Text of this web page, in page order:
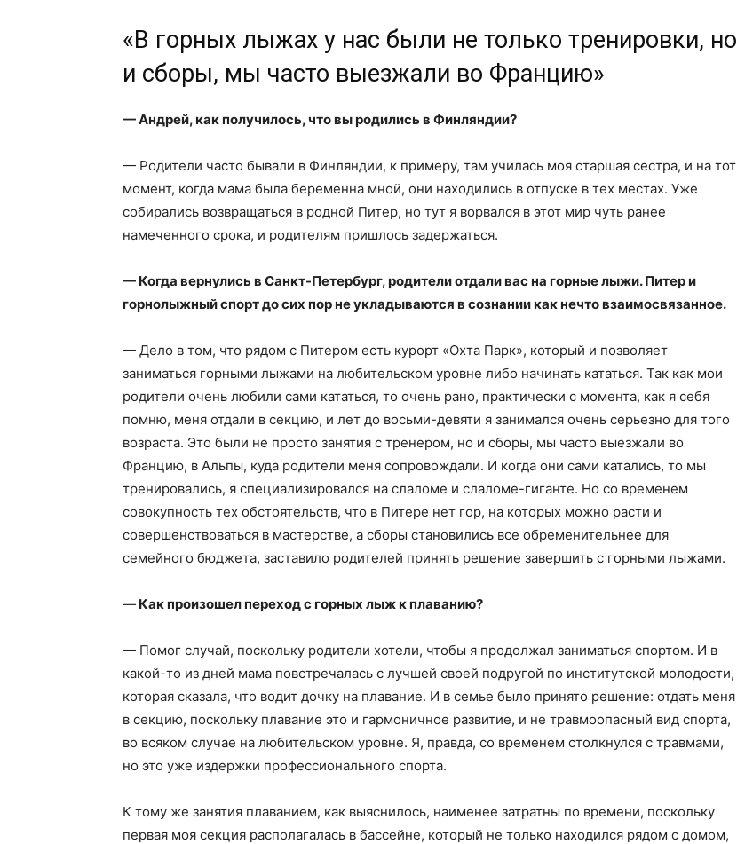
«В горных лыжах у нас были не только тренировки, но
и сборы, мы часто выезжали во Францию»
— Андрей, как получилось, что вы родились в Финляндии?
— Родители часто бывали в Финляндии, к примеру, там училась моя старшая сестра, и на тот
момент, когда мама была беременна мной, они находились в отпуске в тех местах. Уже
собирались возвращаться в родной Питер, но тут я ворвался в этот мир чуть ранее
намеченного срока, и родителям пришлось задержаться.
— Когда вернулись в Санкт-Петербург, родители отдали вас на горные лыжи. Питер и
горнолыжный спорт до сих пор не укладываются в сознании как нечто взаимосвязанное.
— Дело в том, что рядом с Питером есть курорт «Охта Парк», который и позволяет
заниматься горными лыжами на любительском уровне либо начинать кататься. Так как мои
родители очень любили сами кататься, то очень рано, практически с момента, как я себя
помню, меня отдали в секцию, и лет до восьми-девяти я занимался очень серьезно для того
возраста. Это были не просто занятия с тренером, но и сборы, мы часто выезжали во
Францию, в Альпы, куда родители меня сопровождали. И когда они сами катались, то мы
тренировались, я специализировался на слаломе и слаломе-гиганте. Но со временем
совокупность тех обстоятельств, что в Питере нет гор, на которых можно расти и
совершенствоваться в мастерстве, а сборы становились все обременительнее для
семейного бюджета, заставило родителей принять решение завершить с горными лыжами.
— Как произошел переход с горных лыж к плаванию?
— Помог случай, поскольку родители хотели, чтобы я продолжал заниматься спортом. И в
какой-то из дней мама повстречалась с лучшей своей подругой по институтской молодости,
которая сказала, что водит дочку на плавание. И в семье было принято решение: отдать меня
в секцию, поскольку плавание это и гармоничное развитие, и не травмоопасный вид спорта,
во всяком случае на любительском уровне. Я, правда, со временем столкнулся с травмами,
но это уже издержки профессионального спорта.
К тому же занятия плаванием, как выяснилось, наименее затратны по времени, поскольку
первая моя секция располагалась в бассейне, который не только находился рядом с домом,